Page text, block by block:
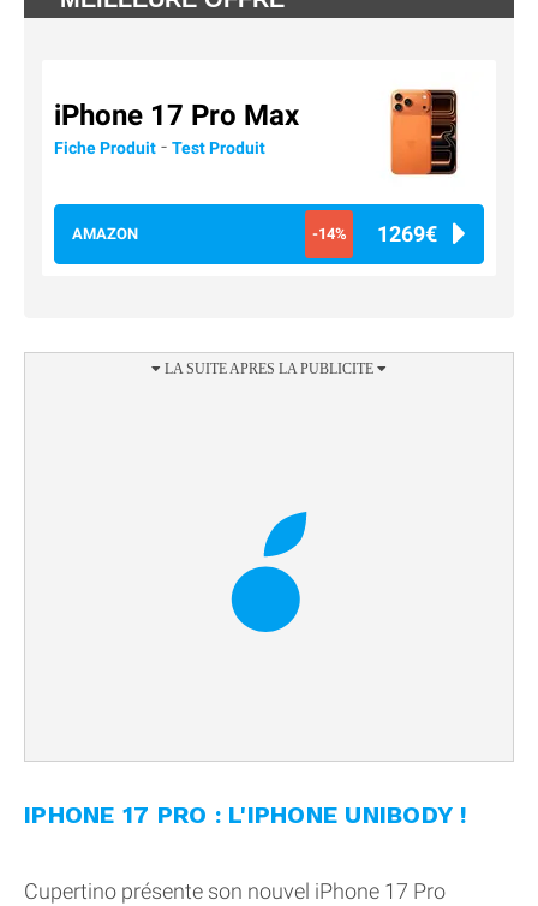
iPhone 17 Pro Max
Fiche Produit - Test Produit
AMAZON -14% 1269€
IPHONE 17 PRO : L'IPHONE UNIBODY !
Cupertino présente son nouvel iPhone 17 Pro